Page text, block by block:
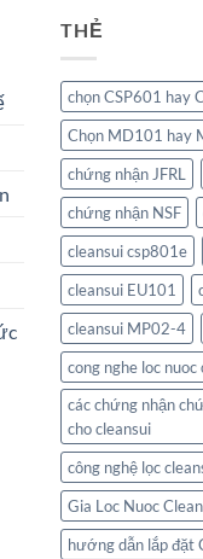
THẺ
chọn CSP601 hay
Chọn MD101 hay
chứng nhận JFRL
chứng nhận NSF
cleansui csp801e
cleansui EU101
cleansui MP02-4
cong nghe loc nuoc
các chứng nhận
cho cleansui
công nghệ lọc
Gia Loc Nuoc
hướng dẫn lắp đặt